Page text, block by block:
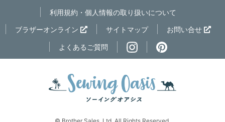
利用規約・個人情報の取り扱いについて
ブラザーオンライン
サイトマップ お問い合せ
よくあるご質問
ページの先